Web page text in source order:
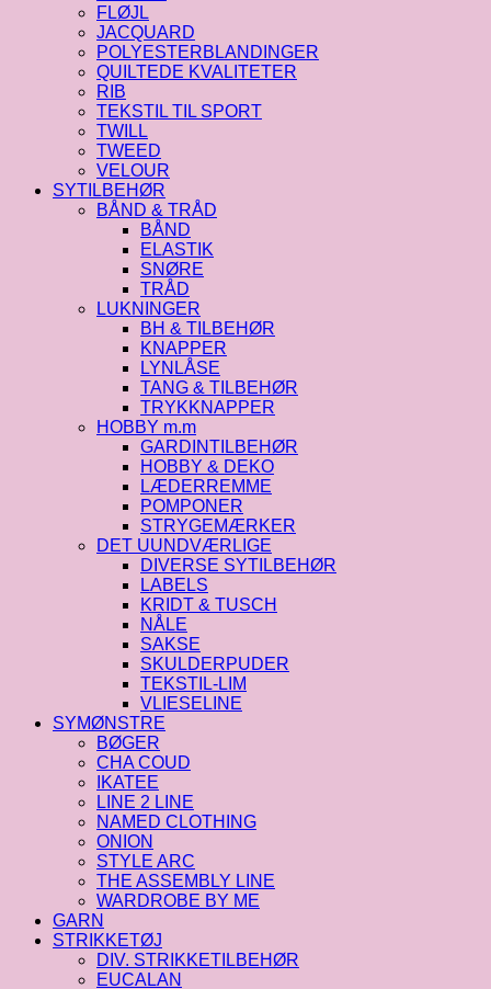
FLØJL
JACQUARD
POLYESTERBLANDINGER
QUILTEDE KVALITETER
RIB
TEKSTIL TIL SPORT
TWILL
TWEED
VELOUR
SYTILBEHØR
BÅND & TRÅD
BÅND
ELASTIK
SNØRE
TRÅD
LUKNINGER
BH & TILBEHØR
KNAPPER
LYNLÅSE
TANG & TILBEHØR
TRYKKNAPPER
HOBBY m.m
GARDINTILBEHØR
HOBBY & DEKO
LÆDERREMME
POMPONER
STRYGEMÆRKER
DET UUNDVÆRLIGE
DIVERSE SYTILBEHØR
LABELS
KRIDT & TUSCH
NÅLE
SAKSE
SKULDERPUDER
TEKSTIL-LIM
VLIESELINE
SYMØNSTRE
BØGER
CHA COUD
IKATEE
LINE 2 LINE
NAMED CLOTHING
ONION
STYLE ARC
THE ASSEMBLY LINE
WARDROBE BY ME
GARN
STRIKKETØJ
DIV. STRIKKETILBEHØR
EUCALAN